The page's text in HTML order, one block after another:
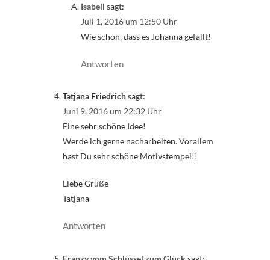
Isabell sagt:
Juli 1, 2016 um 12:50 Uhr
Wie schön, dass es Johanna gefällt!
Antworten
Tatjana Friedrichsagt:
Juni 9, 2016 um 22:32 Uhr
Eine sehr schöne Idee!
Werde ich gerne nacharbeiten. Vorallem
hast Du sehr schöne Motivstempel!!
Liebe Grüße
Tatjana
Antworten